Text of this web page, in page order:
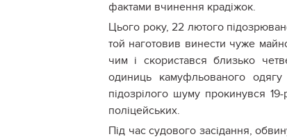
фактами вчинення крадіжок.
Цього року, 22 лютого
той наготовив винести чуже
чим і скористався близько
одиниць камуфльованого
підозрілого шуму прокинувся
поліцейських.
Під час судового засідання,